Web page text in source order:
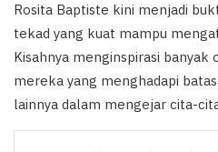
Rosita Baptiste kini menjadi
tekad yang kuat mampu
Kisahnya menginspirasi banyak
mereka yang menghadapi
lainnya dalam mengejar cita-